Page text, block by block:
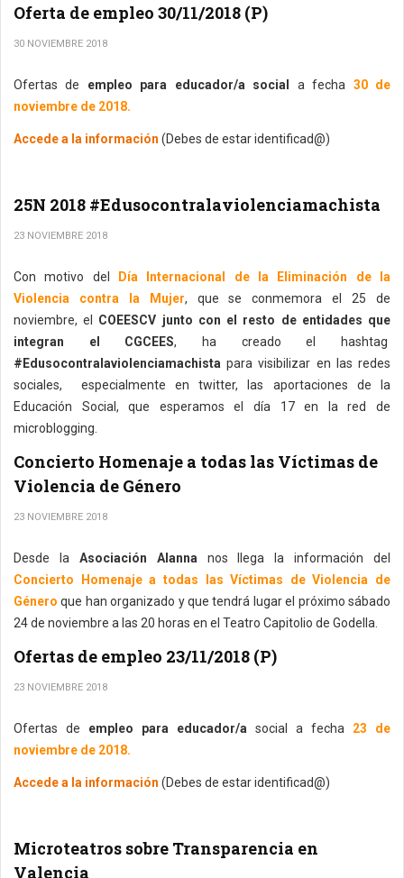
Oferta de empleo 30/11/2018 (P)
30 NOVIEMBRE 2018
Ofertas de empleo para educador/a social a fecha 30 de
noviembre de 2018.
Accede a la información (Debes de estar identificad@)
25N 2018 #Edusocontralaviolenciamachista
23 NOVIEMBRE 2018
Con motivo del
Día Internacional de la Eliminación de la
Violencia contra la Mujer, que se conmemora el 25 de
noviembre, el COEESCV junto con el resto de entidades que
integran el CGCEES, ha creado el hashtag
#Edusocontralaviolenciamachista para visibilizar en las redes
sociales, especialmente en twitter, las aportaciones de la
Educación Social, que esperamos el día 17 en la red de
microblogging.
Concierto Homenaje a todas las Víctimas de
Violencia de Género
23 NOVIEMBRE 2018
Desde la Asociación Alanna nos llega la información del
Concierto Homenaje a todas las Víctimas de Violencia de
Género que han organizado y que tendrá lugar el próximo sábado
24 de noviembre a las 20 horas en el Teatro Capitolio de Godella.
Ofertas de empleo 23/11/2018 (P)
23 NOVIEMBRE 2018
Ofertas de empleo para educador/a social a fecha 23 de
noviembre de 2018.
Accede a la información (Debes de estar identificad@)
Microteatros sobre Transparencia en
Valencia